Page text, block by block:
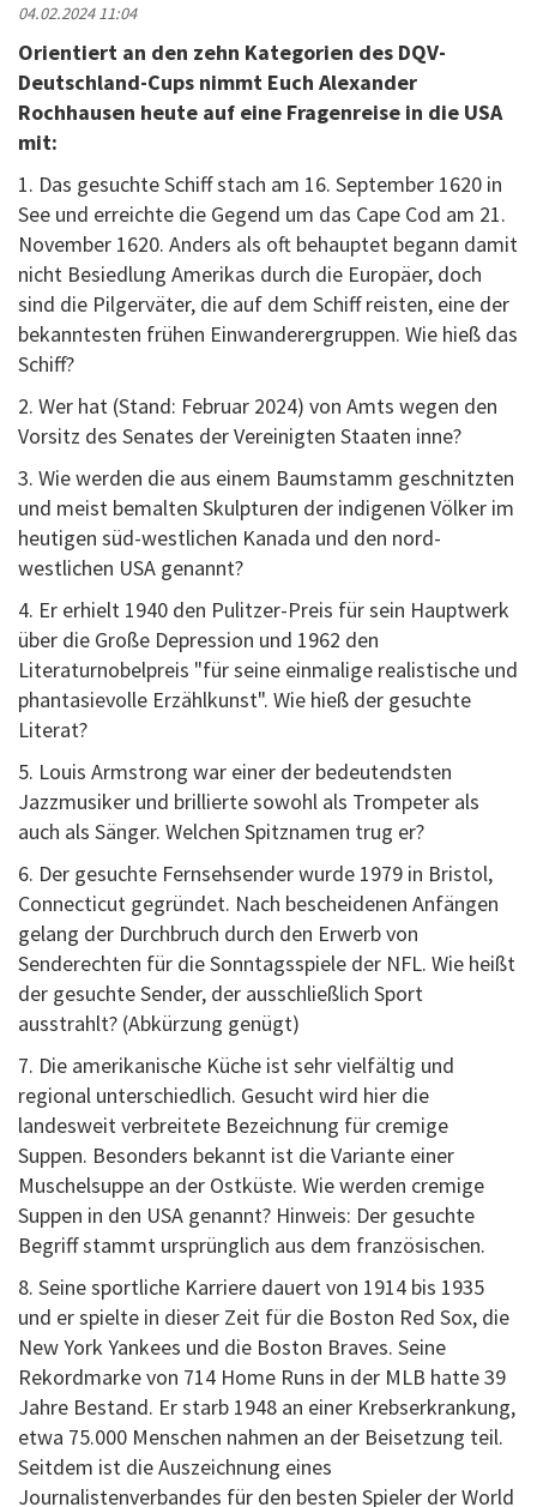
04.02.2024 11:04
Orientiert an den zehn Kategorien des DQV-
Deutschland-Cups nimmt Euch Alexander
Rochhausen heute auf eine Fragenreise in die USA
mit:
1. Das gesuchte Schiff stach am 16. September 1620 in
See und erreichte die Gegend um das Cape Cod am 21.
November 1620. Anders als oft behauptet begann damit
nicht Besiedlung Amerikas durch die Europäer, doch
sind die Pilgerväter, die auf dem Schiff reisten, eine der
bekanntesten frühen Einwanderergruppen. Wie hieß das
Schiff?
2. Wer hat (Stand: Februar 2024) von Amts wegen den
Vorsitz des Senates der Vereinigten Staaten inne?
3. Wie werden die aus einem Baumstamm geschnitzten
und meist bemalten Skulpturen der indigenen Völker im
heutigen süd-westlichen Kanada und den nord-
westlichen USA genannt?
4. Er erhielt 1940 den Pulitzer-Preis für sein Hauptwerk
über die Große Depression und 1962 den
Literaturnobelpreis "für seine einmalige realistische und
phantasievolle Erzählkunst". Wie hieß der gesuchte
Literat?
5. Louis Armstrong war einer der bedeutendsten
Jazzmusiker und brillierte sowohl als Trompeter als
auch als Sänger. Welchen Spitznamen trug er?
6. Der gesuchte Fernsehsender wurde 1979 in Bristol,
Connecticut gegründet. Nach bescheidenen Anfängen
gelang der Durchbruch durch den Erwerb von
Senderechten für die Sonntagsspiele der NFL. Wie heißt
der gesuchte Sender, der ausschließlich Sport
ausstrahlt? (Abkürzung genügt)
7. Die amerikanische Küche ist sehr vielfältig und
regional unterschiedlich. Gesucht wird hier die
landesweit verbreitete Bezeichnung für cremige
Suppen. Besonders bekannt ist die Variante einer
Muschelsuppe an der Ostküste. Wie werden cremige
Suppen in den USA genannt? Hinweis: Der gesuchte
Begriff stammt ursprünglich aus dem französischen.
8. Seine sportliche Karriere dauert von 1914 bis 1935
und er spielte in dieser Zeit für die Boston Red Sox, die
New York Yankees und die Boston Braves. Seine
Rekordmarke von 714 Home Runs in der MLB hatte 39
Jahre Bestand. Er starb 1948 an einer Krebserkrankung,
etwa 75.000 Menschen nahmen an der Beisetzung teil.
Seitdem ist die Auszeichnung eines
Journalistenverbandes für den besten Spieler der World